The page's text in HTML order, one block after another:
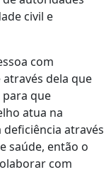
civil e
com
dela que
para que
atua na
através
saúde, então o
com